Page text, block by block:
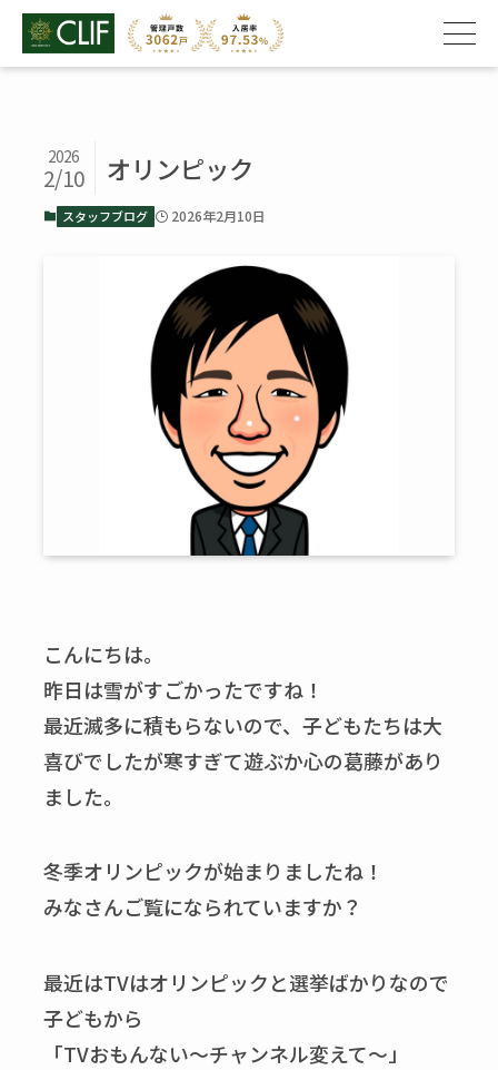
オリンピック
2026
2/10
スタッフブログ 2026年2月10日
こんにちは。
昨日は雪がすごかったですね！
最近滅多に積もらないので、子どもたちは大
喜びでしたが寒すぎて遊ぶか心の葛藤があり
ました。
冬季オリンピックが始まりましたね！
みなさんご覧になられていますか？
最近はTVはオリンピックと選挙ばかりなので
子どもから
「TVおもんない～チャンネル変えて〜」